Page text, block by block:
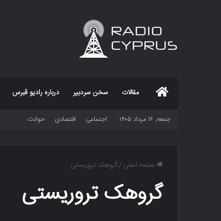
مقالات سخن سردبیر درباره رادیو قبرس
جمعه, ۱۶ مرداد ۱۴۰۵ اجتماعی اقتصادی حوادث
صفحه اصلی /گروهک تروریستی
گروهک تروریستی